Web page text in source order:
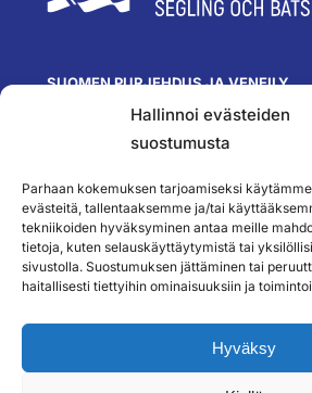
Hallinnoi evästeiden
suostumusta
Parhaan kokemuksen tarjoamiseksi
evästeitä, tallentaaksemme ja/tai
tekniikoiden hyväksyminen antaa meille
tietoja, kuten selauskäyttäytymistä tai
sivustolla. Suostumuksen jättäminen tai
haitallisesti tiettyihin ominaisuuksiin ja
Hyväksy
SUOMEN PURJEHDUS JA VENEILY
Olympiastadion
Paavo Nurmen tie 1
Yhteystiedot
SEURAA MEITÄ
TILAA